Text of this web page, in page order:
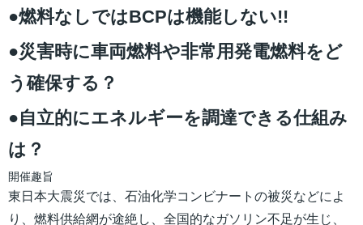
●燃料なしではBCPは機能しない!!
●災害時に車両燃料や非常用発電燃料をど
う確保する？
●自立的にエネルギーを調達できる仕組み
は？
開催趣旨
東日本大震災では、石油化学コンビナートの被災などによ
り、燃料供給網が途絶し、全国的なガソリン不足が生じ、